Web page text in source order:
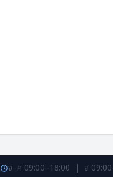
จ–ศ 09:00–18:00 | ส